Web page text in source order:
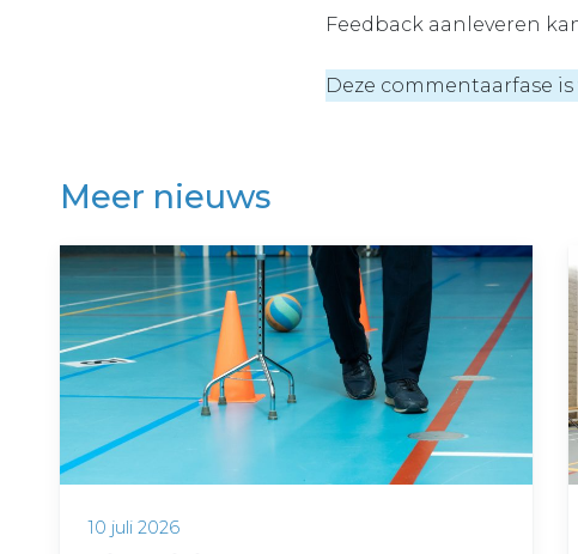
Feedback aanleveren
Deze commentaarfase
Meer nieuws
10 juli 2026